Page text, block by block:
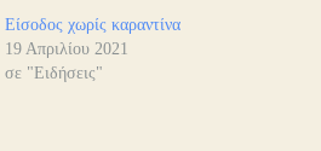
Είσοδος χωρίς καραντίνα
19 Απριλίου 2021
σε "Ειδήσεις"